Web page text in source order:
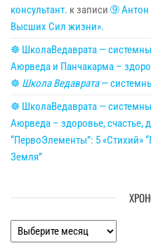
консультант. к записи ➈ Антон
Высших Сил жизни».
☸ ШколаВедаврата —
Аюрведа и Панчакарма –
☸ Школа Ведаврата—
☸ ШколаВедаврата —
Аюрведа – здоровье, счастье,
“ПервоЭлементы”: 5 «Стихий»
Земля”
Хронология: